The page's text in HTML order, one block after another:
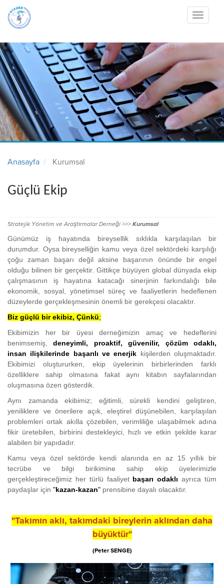
Toggle
Anasayfa Kurumsal
Güçlü Ekip
Stratejik Yönetim ve Araştırmalar Derneği >>> Kurumsal
Günümüz iş hayatında bireysellik sıklıkla karşılaşılan bir
durumdur. Oysa bireyselliğin kamu veya özel sektördeki karşılığı
çoğu zaman başarı değil aksine başarının önünde bir engel
olduğu bilinen bir gerçektir. Gittikçe büyüyen global dünyada ekip
çalışmasının iş hayatına katacağı sinerjinin farkındalığı bile
ekonomik, sosyal, yönetimsel süreç ve faaliyetlerin hedeflenen
düzeylerde gerçekleşmesinin önemli bir gerekçesi olacaktır.
Biz güçlü bir ekibiz, Çünkü;
Ekibimizin her bir üyesi derneğimizin amaç ve hedeflerini
benimsemiş,deneyimli, proaktif, güvenilir, çözüm odaklı,
insan ilişkilerinde başarılı ve enerjik kişilerden oluşmaktadır.
Ekibimizi oluştururken, ekip üyelerinin birbirlerinden farklı
özelliklere sahip olmasına fakat aynı kitabın sayfalarından
oluşmasına özen gösterdik.
Aynı zamanda ekibimiz; eğitimli, sürekli kendini geliştiren,
yeniliklere ve önerilere açık, eleştirel düşünebilen, karşılaşılan
problemleri ortak akılla çözebilen, verimliliğe ulaşabilmek adına
fikir üretebilen, birbirini destekleyici, hızlı ve etkin şekilde karar
alabilen bir yapıdadır.
Kamu veya özel sektörde kendi alanında en az 15 yıllık bir
tecrübe ve bilgi birikimine sahip ekip üyelerimizle
gerçekleştireceğimiz her türlü faaliyet başarı odaklı ayrıca tüm
paydaşlar için "kazan-kazan" prensibine dayalı olacaktır.
"Takımın aklı, takımdaki bireylerin aklından daha
büyüktür"
(Peter SENGE)